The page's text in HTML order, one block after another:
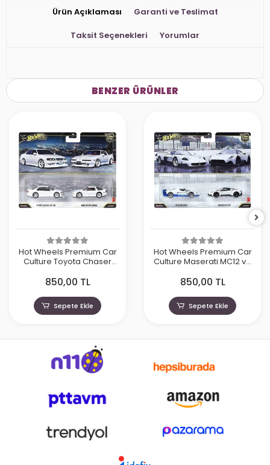
Ürün Açıklaması Garanti ve Teslimat
Taksit Seçenekleri Yorumlar
BENZER ÜRÜNLER
Hot Wheels Premium Car
Culture Toyota Chaser
Supra
850,00 TL
Sepete Ekle
Hot Wheels Premium Car
Culture Maserati MC12 ve
850,00 TL
Sepete Ekle